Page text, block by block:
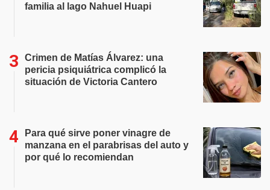
familia al lago Nahuel Huapi
Crimen de Matías Álvarez: una
pericia psiquiátrica complicó la
situación de Victoria Cantero
Para qué sirve poner vinagre de
manzana en el parabrisas del auto y
por qué lo recomiendan